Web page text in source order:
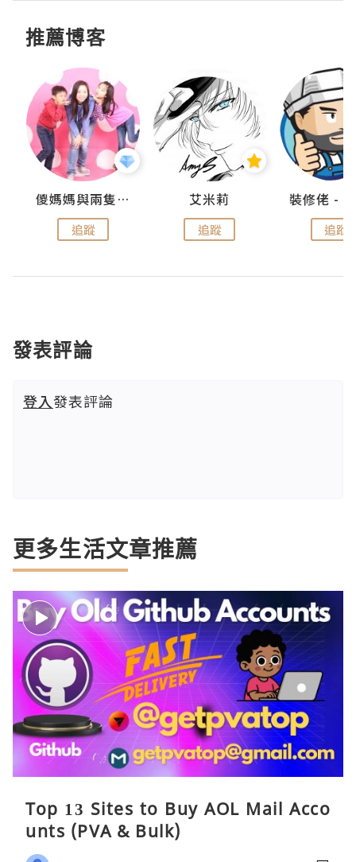
推薦博客
儍媽媽與兩隻小魔怪之家
追蹤
艾米莉
追蹤 追蹤
發表評論
登入發表評論
更多生活文章推薦
Top 13 Sites to Buy AOL Mail Acco
unts (PVA & Bulk)